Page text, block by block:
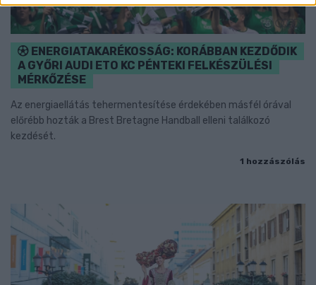
ENERGIATAKARÉKOSSÁG: KORÁBBAN KEZDŐDIK
A GYŐRI AUDI ETO KC PÉNTEKI FELKÉSZÜLÉSI
MÉRKŐZÉSE
Az energiaellátás tehermentesítése érdekében másfél órával
előrébb hozták a Brest Bretagne Handball elleni találkozó
kezdését.
1 hozzászólás